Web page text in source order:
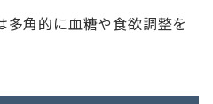
多角的に血糖や食欲調整を